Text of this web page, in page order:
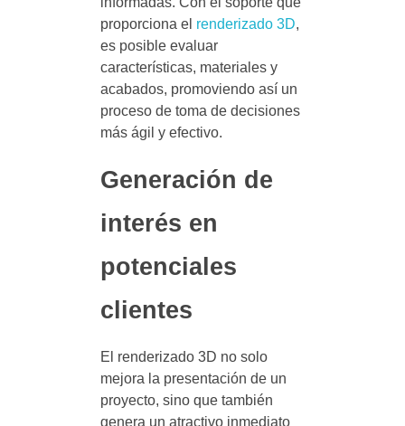
proporciona el renderizado 3D,
es posible evaluar
características, materiales y
acabados, promoviendo así un
proceso de toma de decisiones
más ágil y efectivo.
Generación de
interés en
potenciales
clientes
El renderizado 3D no solo
mejora la presentación de un
proyecto, sino que también
genera un atractivo inmediato